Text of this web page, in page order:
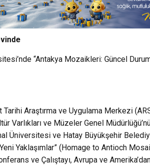
“Antakya Mozaikleri: Güncel Durum
Araştırma ve Uygulama Merkezi
Varlıkları ve Müzeler Genel
Üniversitesi ve Hatay Büyükşehir
Yaklaşımlar” (Homage to Antioch
ve Çalıştayı, Avrupa ve